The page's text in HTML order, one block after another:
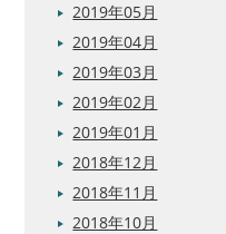
2019年05月
2019年04月
2019年03月
2019年02月
2019年01月
2018年12月
2018年11月
2018年10月